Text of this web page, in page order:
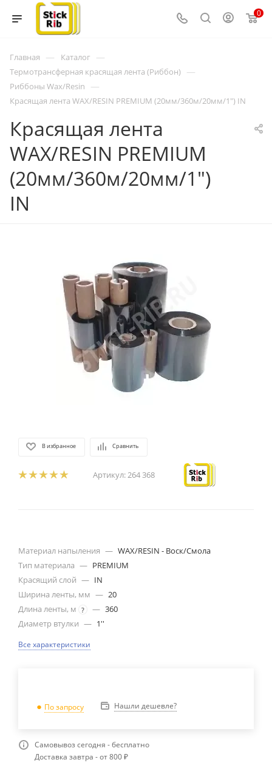
0
Главная — Каталог —
Термотрансферная красящая лента (Риббон) —
Риббоны Wax/Resin —
Красящая лента WAX/RESIN PREMIUM (20мм/360м/20мм/1") IN
Красящая лента
WAX/RESIN PREMIUM
(20мм/360м/20мм/1")
IN
В избранное Сравнить
Артикул:264 368
Материал напыления — WAX/RESIN - Воск/Смола
Тип материала — PREMIUM
Красящий слой — IN
Ширина ленты, мм — 20
Длина ленты, м ? — 360
Диаметр втулки — 1''
Все характеристики
По запросу Нашли дешевле?
Самовывоз сегодня - бесплатно
Доставка завтра - от 800 ₽